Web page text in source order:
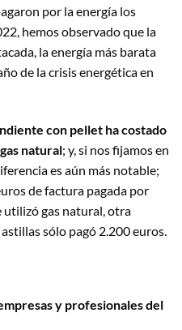
por la energía los
hemos observado que la
la energía más barata
de la crisis energética en
con pellet ha costado
natural; y, si nos fijamos en
es aún más notable;
de factura pagada por
utilizó gas natural, otra
sólo pagó 2.200 euros.
y profesionales del